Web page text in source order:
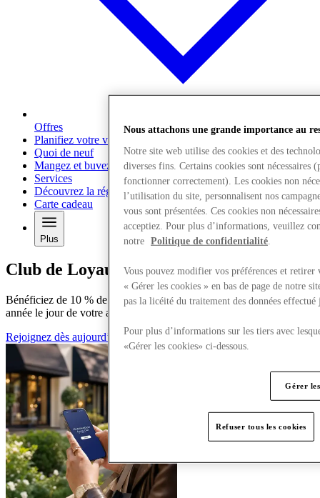
Offres
Planifiez votre visite
Quoi de neuf
Mangez et buvez
Services
Découvrez la région
Carte cadeau
Plus
Club de Loyauté McArthurGlen
Bénéficiez de 10 % de réduction en tant que bienvenue, et chaque
année le jour de votre anniversaire !
Rejoignez dès aujourd’huiDéjà membre ? Connexion
Nous attachons une grande importance au
Notre site web utilise des cookies et des
diverses fins. Certains cookies sont nécessaires
fonctionner correctement). Les cookies non
l’utilisation du site, personnalisent nos
vous sont présentées. Ces cookies non
acceptiez. Pour plus d’informations, veuillez
notre Politique de confidentialité
Vous pouvez modifier vos préférences et
« Gérer les cookies » en bas de page de notre
pas la licéité du traitement des données effectué
Pour plus d’informations sur les tiers avec
«Gérer les cookies» ci-dessous.
Gérer
Refuser tous les cookies